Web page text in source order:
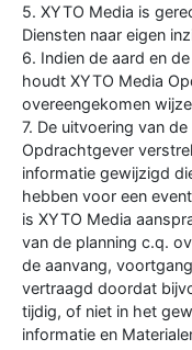
5. XYTO Media is
Diensten naar eigen
6. Indien de aard en
houdt XYTO Media
overeengekomen
7. De uitvoering van
Opdrachtgever
informatie gewijzigd
hebben voor een
is XYTO Media
van de planning c.q.
de aanvang,
vertraagd doordat
tijdig, of niet in het
informatie en